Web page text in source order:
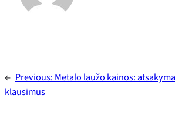
← Previous: Metalo laužo kainos:
klausimus